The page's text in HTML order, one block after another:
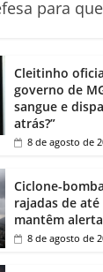
para
Cleitinho
governo de
sangue e
atrás?”
8 de agosto de
Ciclone-
rajadas de
mantêm
8 de agosto de